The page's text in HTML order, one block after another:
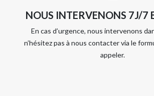
NOUS INTERVENONS 7J/7
En cas d’urgence, nous intervenons
n’hésitez pas à nous contacter via le
appeler.